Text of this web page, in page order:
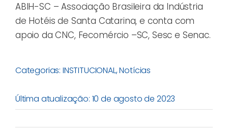
ABIH-SC – Associação Brasileira da Indústria
de Hotéis de Santa Catarina, e conta com
apoio da CNC, Fecomércio –SC, Sesc e Senac.
Categorias: INSTITUCIONAL,Notícias
Última atualização: 10 de agosto de 2023